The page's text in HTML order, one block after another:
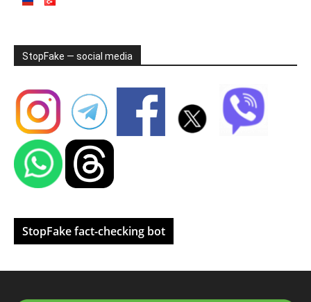
StopFake — social media
StopFake fact-checking bot